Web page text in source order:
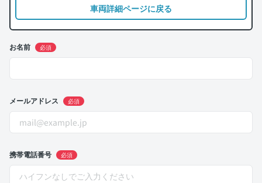
車両詳細ページに戻る
お名前 必須
メールアドレス 必須
携帯電話番号 必須